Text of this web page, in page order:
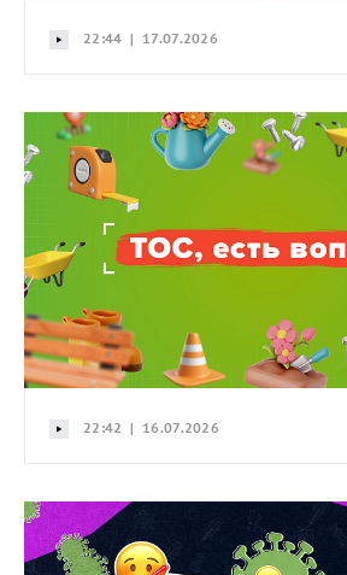
22:44 | 17.07.2026
22:42 | 16.07.2026